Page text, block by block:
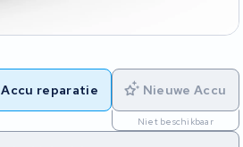
Accu reparatie Nieuwe Accu
Niet beschikbaar